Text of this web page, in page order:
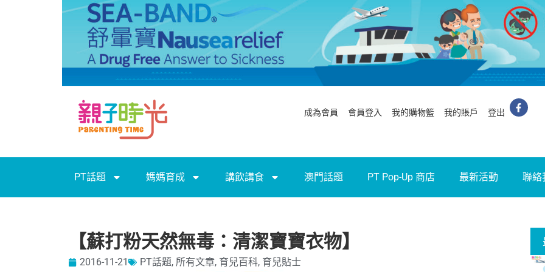
成為會員 會員登入 我的購物籃 我的賬戶 登出
PT話題 媽媽育成 講飲講食 澳門話題 PT Pop-Up 商店 最新活動 聯絡
【蘇打粉天然無毒：清潔寶寶衣物】
2016-11-21 PT話題, 所有文章, 育兒百科, 育兒貼士